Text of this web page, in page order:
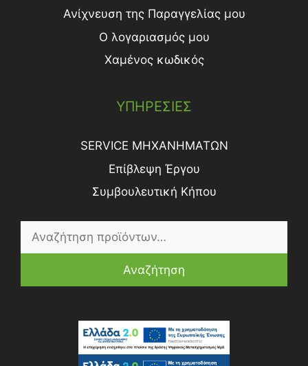
Ανίχνευση της Παραγγελίας μου
Ο λογαριασμός μου
Χαμένος κωδικός
ΥΠΗΡΕΣΙΕΣ
SERVICE ΜΗΧΑΝΗΜΑΤΩΝ
Επίβλεψη Έργου
Συμβουλευτική Κήπου
Αναζήτηση